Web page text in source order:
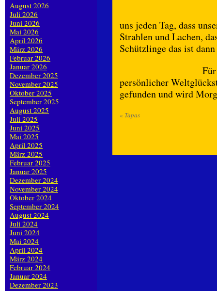
uns jeden Tag, dass
Strahlen und Lachen,
Schützlinge das ist
persönlicher
gefunden und wird
« Tapas
August 2026
Juli 2026
Juni 2026
Mai 2026
April 2026
März 2026
Februar 2026
Januar 2026
Dezember 2025
November 2025
Oktober 2025
September 2025
August 2025
Juli 2025
Juni 2025
Mai 2025
April 2025
März 2025
Februar 2025
Januar 2025
Dezember 2024
November 2024
Oktober 2024
September 2024
August 2024
Juli 2024
Juni 2024
Mai 2024
April 2024
März 2024
Februar 2024
Januar 2024
Dezember 2023